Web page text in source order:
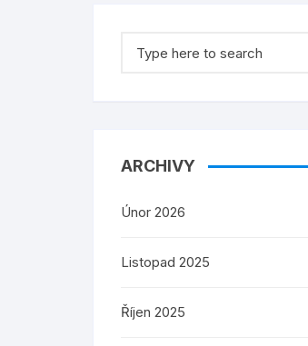
for:
ARCHIVY
Únor 2026
Listopad 2025
Říjen 2025